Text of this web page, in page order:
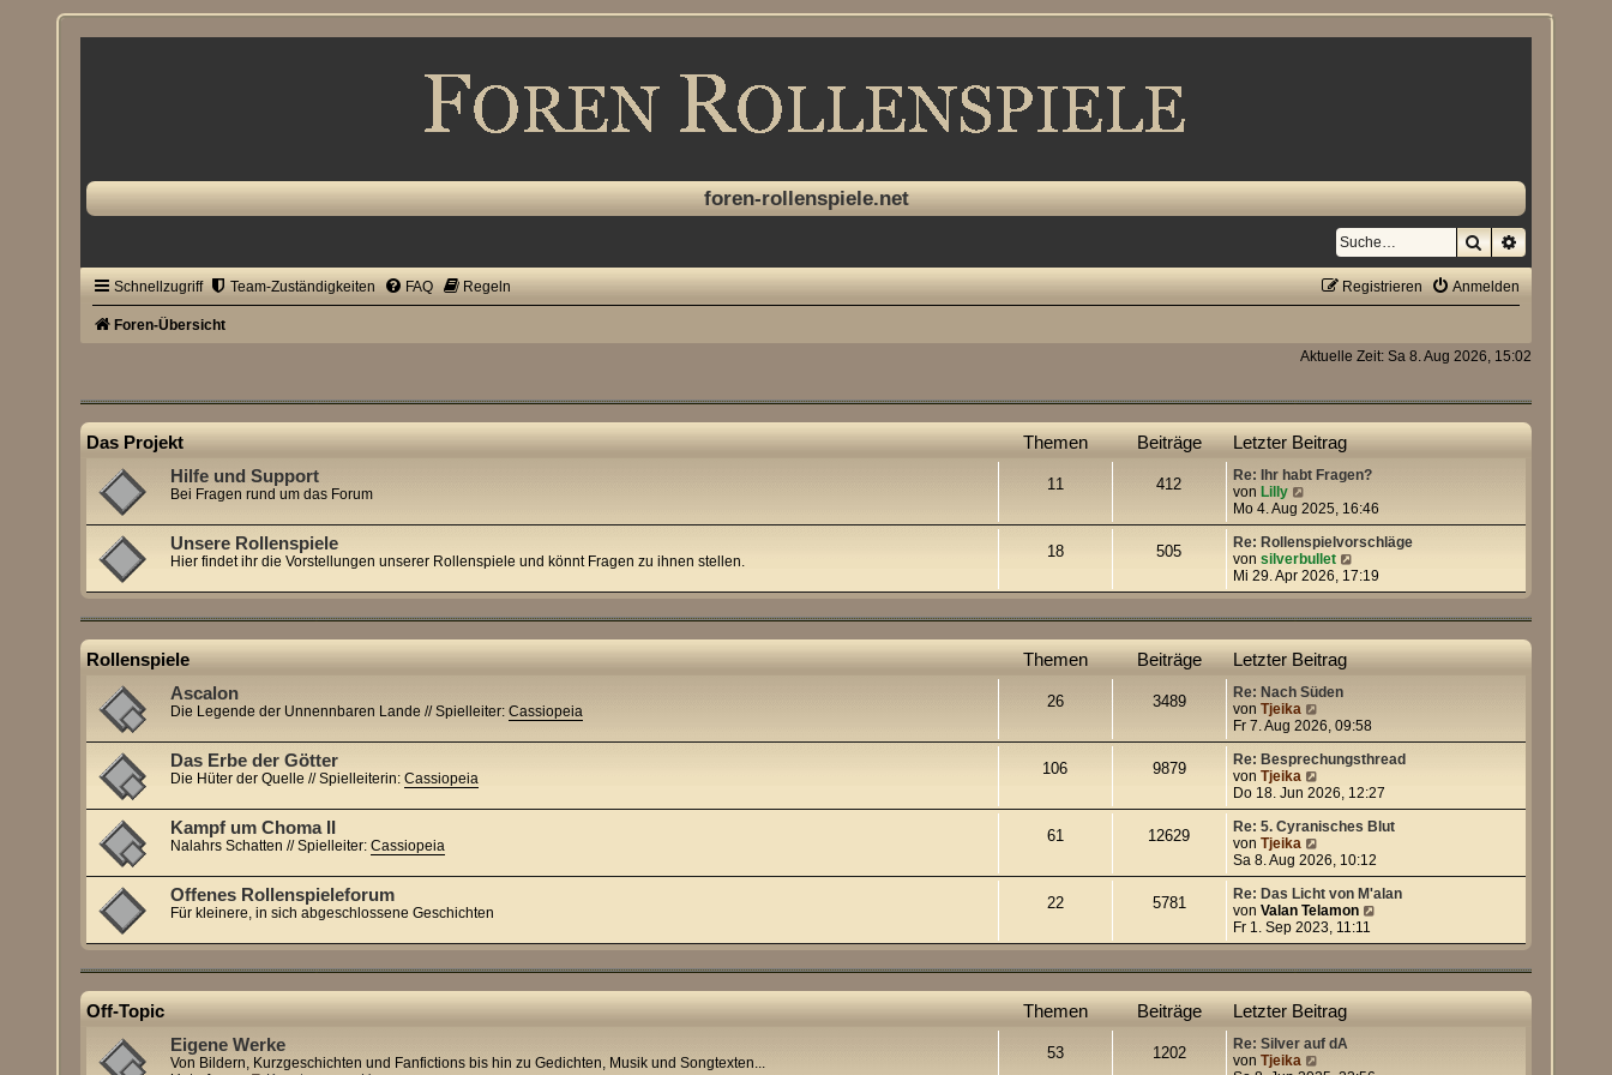
foren-rollenspiele.net
SucheErweiterte
Schnellzugriff Team-Zuständigkeiten FAQ Regeln Anmelden
Registrieren
Foren-Übersicht
Aktuelle Zeit: Sa 8. Aug 2026, 15:02
Das Projekt Themen Beiträge Letzter Beitrag
Hilfe und Support
Bei Fragen rund um das Forum
11 412
Re: Ihr habt Fragen?
von Lilly
e
u
e
s
t
e
B
e
i
r
a
g
Mo 4. Aug 2025, 16:46
Unsere Rollenspiele
Hier findet ihr die Vorstellungen unserer Rollenspiele und könnt Fragen zu ihnen stellen.
18 505
Re: Rollenspielvorschläge
von silverbullet
e
u
s
t
i
t
r
g
Mi 29. Apr 2026, 17:19
Rollenspiele Themen Beiträge Letzter Beitrag
Ascalon
Die Legende der Unnennbaren Lande // Spielleiter:Cassiopeia
26 3489
Re: Nach Süden
von Tjeika
e
u
e
t
e
r
e
i
t
r
a
g
Fr 7. Aug 2026, 09:58
Das Erbe der Götter
Die Hüter der Quelle // Spielleiterin:Cassiopeia
106 9879
Re: Besprechungsthread
von Tjeika
e
u
e
t
e
r
B
e
i
r
a
g
Do 18. Jun 2026, 12:27
Kampf um Choma II
Nalahrs Schatten // Spielleiter:Cassiopeia
61 12629
Re: 5. Cyranisches Blut
von Tjeika
e
u
e
s
t
e
B
e
i
r
Sa 8. Aug 2026, 10:12
Offenes Rollenspieleforum
Für kleinere, in sich abgeschlossene Geschichten
22 5781
Re: Das Licht von M'alan
von Valan Telamon
u
s
t
Fr 1. Sep 2023, 11:11
Off-Topic Themen Beiträge Letzter Beitrag
Eigene Werke
Von Bildern, Kurzgeschichten und Fanfictions bis hin zu Gedichten, Musik und Songtexten...
53 1202
Re: Silver auf dA
von Tjeika